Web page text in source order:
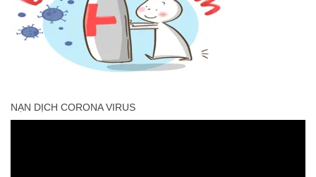
NẠN DỊCH CORONA VIRUS